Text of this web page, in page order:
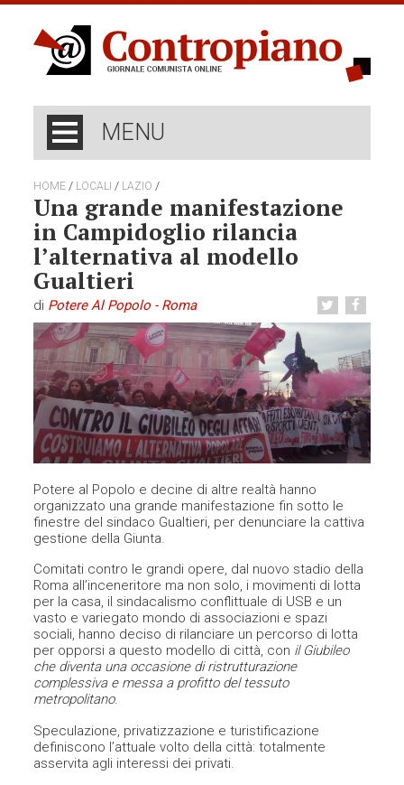
MENU
HOME / LOCALI / LAZIO /
Una grande manifestazione
in Campidoglio rilancia
l’alternativa al modello
Gualtieri
di Potere Al Popolo - Roma
Potere al Popolo e decine di altre realtà hanno
organizzato una grande manifestazione fin sotto le
finestre del sindaco Gualtieri, per denunciare la cattiva
gestione della Giunta.
Comitati contro le grandi opere, dal nuovo stadio della
Roma all’inceneritore ma non solo, i movimenti di lotta
per la casa, il sindacalismo conflittuale di USB e un
vasto e variegato mondo di associazioni e spazi
sociali, hanno deciso di rilanciare un percorso di lotta
per opporsi a questo modello di città, con il Giubileo
che diventa una occasione di ristrutturazione
complessiva e messa a profitto del tessuto
metropolitano.
Speculazione, privatizzazione e turistificazione
definiscono l’attuale volto della città: totalmente
asservita agli interessi dei privati.